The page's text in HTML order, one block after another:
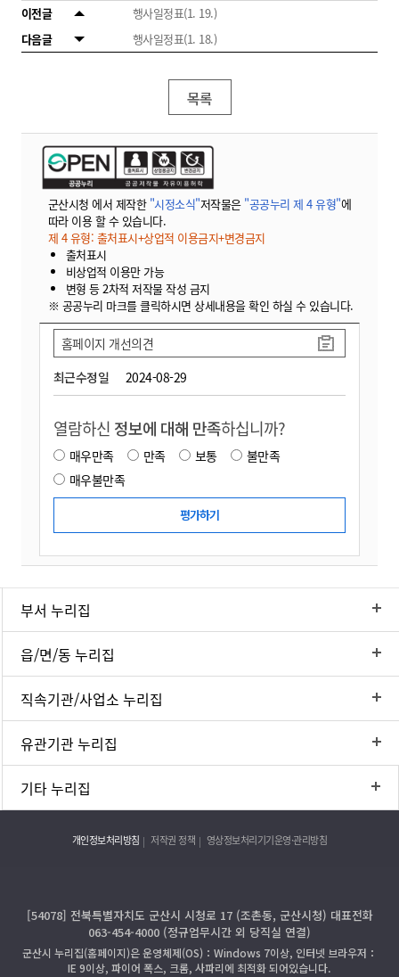
이전글
행사일정표(1. 19.)
다음글
행사일정표(1. 18.)
목록
군산시청 에서 제작한 "시정소식"저작물은 "공공누리 제 4 유형"에
따라 이용 할 수 있습니다.
제 4 유형: 출처표시+상업적 이용금지+변경금지
출처표시
비상업적 이용만 가능
변형 등 2차적 저작물 작성 금지
※ 공공누리 마크를 클릭하시면 상세내용을 확인 하실 수 있습니다.
최근수정일 2024-08-29
홈페이지 개선의견
열람하신 정보에 대해 만족하십니까?
매우만족 만족 보통
불만족
매우불만족
부서 누리집
읍/면/동 누리집
직속기관/사업소 누리집
유관기관 누리집
기타 누리집
개인정보처리방침 저작권 정책 영상정보처리기기운영·관리방침
[54078] 전북특별자치도 군산시 시청로 17 (조촌동, 군산시청) 대표전화
063-454-4000 (정규업무시간 외 당직실 연결)
군산시 누리집(홈페이지)은 운영체제(OS)：Windows 7이상, 인터넷 브라우저：
IE 9이상, 파이어 폭스, 크롬, 사파리에 최적화 되어있습니다.